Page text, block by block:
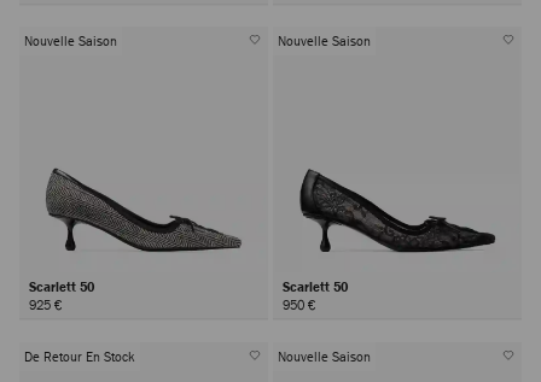
Nouvelle Saison
Scarlett 50
925 €
Nouvelle Saison
Scarlett 50
950 €
De Retour En Stock Nouvelle Saison